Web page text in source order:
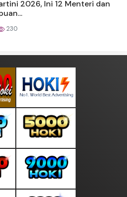
2026, Ini 12 Menteri dan
230